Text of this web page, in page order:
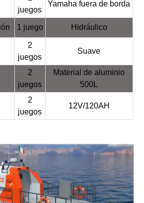
juegos
Yamaha fuera de borda
1 juego Hidráulico
2
juegos
Suave
2
juegos
Material de aluminio
500L
2
juegos
12V/120AH